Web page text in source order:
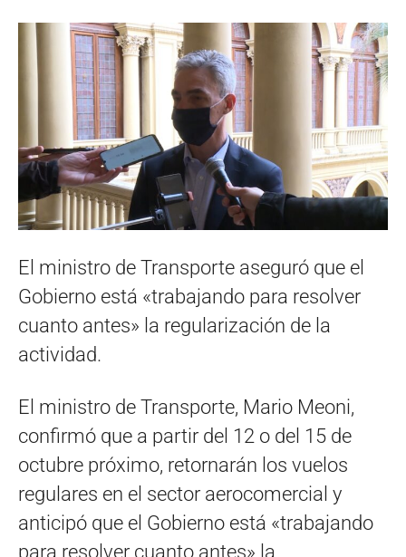
El ministro de Transporte aseguró que el
Gobierno está «trabajando para resolver
cuanto antes» la regularización de la
actividad.
El ministro de Transporte, Mario Meoni,
confirmó que a partir del 12 o del 15 de
octubre próximo, retornarán los vuelos
regulares en el sector aerocomercial y
anticipó que el Gobierno está «trabajando
para resolver cuanto antes» la